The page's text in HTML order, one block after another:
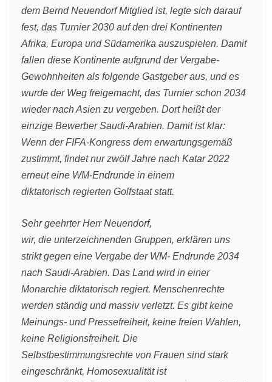
dem Bernd Neuendorf Mitglied ist, legte sich darauf
fest, das Turnier 2030 auf den drei Kontinenten
Afrika, Europa und Südamerika auszuspielen. Damit
fallen diese Kontinente aufgrund der Vergabe-
Gewohnheiten als folgende Gastgeber aus, und es
wurde der Weg freigemacht, das Turnier schon 2034
wieder nach Asien zu vergeben. Dort heißt der
einzige Bewerber Saudi-Arabien. Damit ist klar:
Wenn der FIFA-Kongress dem erwartungsgemäß
zustimmt, findet nur zwölf Jahre nach Katar 2022
erneut eine WM-Endrunde in einem
diktatorisch regierten Golfstaat statt.
Sehr geehrter Herr Neuendorf,
wir, die unterzeichnenden Gruppen, erklären uns
strikt gegen eine Vergabe der WM- Endrunde 2034
nach Saudi-Arabien. Das Land wird in einer
Monarchie diktatorisch regiert. Menschenrechte
werden ständig und massiv verletzt. Es gibt keine
Meinungs- und Pressefreiheit, keine freien Wahlen,
keine Religionsfreiheit. Die
Selbstbestimmungsrechte von Frauen sind stark
eingeschränkt, Homosexualität ist